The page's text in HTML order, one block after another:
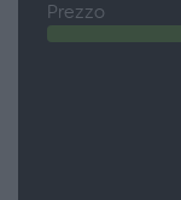
Prezzo